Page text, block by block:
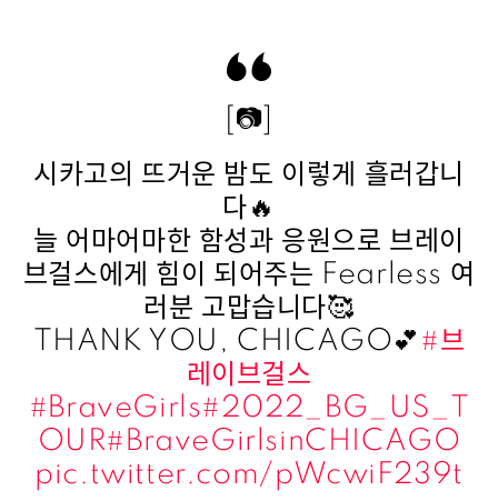
[📷]
시카고의 뜨거운 밤도 이렇게 흘러갑니
다🔥
늘 어마어마한 함성과 응원으로 브레이
브걸스에게 힘이 되어주는 Fearless 여
러분 고맙습니다🥰
THANK YOU, CHICAGO💕 #브
레이브걸스
#BraveGirls#2022_BG_US_T
OUR#BraveGirlsinCHICAGO
pic.twitter.com/pWcwiF239t